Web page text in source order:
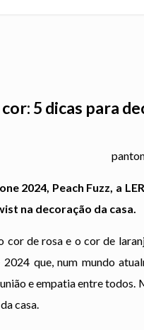
5 dicas para
2024, Peach Fuzz, a
na decoração da casa.
cor de rosa e o cor de
que, num mundo
e empatia entre
casa.